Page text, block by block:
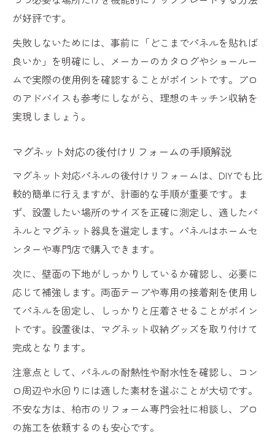
が好評です。
失敗しないためには、事前に「どこまでパネルを貼れば
良いか」を明確にし、メーカーのカタログやショールー
ムで実際の使用例を確認することがポイントです。プロ
のアドバイスも参考にしながら、理想のキッチン収納を
実現しましょう。
マグネット対応の後付けリフォームの手順解説
マグネット対応パネルの後付けリフォームは、DIYでも比
較的簡単に行えますが、計画的な手順が重要です。ま
ず、設置したい場所のサイズを正確に測定し、適したパ
ネルとマグネット器具を選定します。パネルはホームセ
ンターや専門店で購入できます。
次に、壁面の下地がしっかりしているか確認し、必要に
応じて補強します。両面テープや専用の接着剤を使用し
てパネルを固定し、しっかりと圧着させることがポイン
トです。設置後は、マグネット収納グッズを取り付けて
完成となります。
注意点として、パネルの耐熱性や耐水性を確認し、コン
ロ周辺や水回りには適した素材を選ぶことが大切です。
不安な方は、柏市のリフォーム専門会社に相談し、プロ
の施工を依頼するのも安心です。